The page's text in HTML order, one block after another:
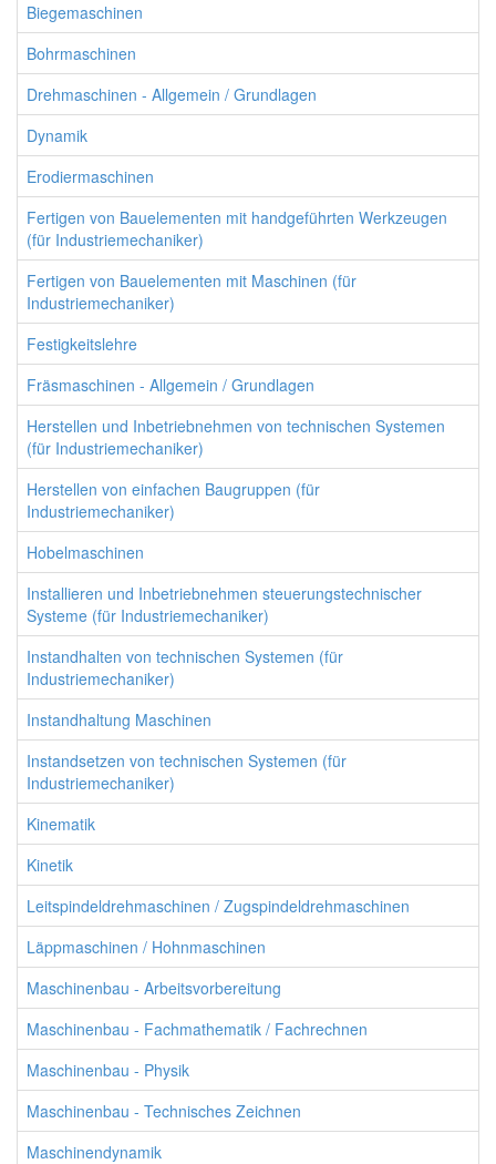
Biegemaschinen
Bohrmaschinen
Drehmaschinen - Allgemein / Grundlagen
Dynamik
Erodiermaschinen
Fertigen von Bauelementen mit handgeführten Werkzeugen
(für Industriemechaniker)
Fertigen von Bauelementen mit Maschinen (für
Industriemechaniker)
Festigkeitslehre
Fräsmaschinen - Allgemein / Grundlagen
Herstellen und Inbetriebnehmen von technischen Systemen
(für Industriemechaniker)
Herstellen von einfachen Baugruppen (für
Industriemechaniker)
Hobelmaschinen
Installieren und Inbetriebnehmen steuerungstechnischer
Systeme (für Industriemechaniker)
Instandhalten von technischen Systemen (für
Industriemechaniker)
Instandhaltung Maschinen
Instandsetzen von technischen Systemen (für
Industriemechaniker)
Kinematik
Kinetik
Leitspindeldrehmaschinen / Zugspindeldrehmaschinen
Läppmaschinen / Hohnmaschinen
Maschinenbau - Arbeitsvorbereitung
Maschinenbau - Fachmathematik / Fachrechnen
Maschinenbau - Physik
Maschinenbau - Technisches Zeichnen
Maschinendynamik